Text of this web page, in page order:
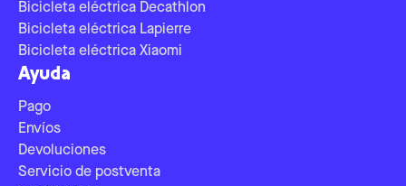
Bicicleta eléctrica Decathlon
Bicicleta eléctrica Lapierre
Bicicleta eléctrica Xiaomi
Ayuda
Pago
Envíos
Devoluciones
Servicio de postventa